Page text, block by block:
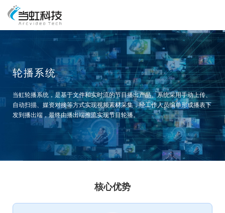
轮播系统
当虹轮播系统，是基于文件和实时流的节目播出产品。系统采用手动上传、
自动扫描、媒资对接等方式实现视频素材采集，经工作人员编单形成播表下
发到播出端，最终由播出端推流实现节目轮播。
核心优势